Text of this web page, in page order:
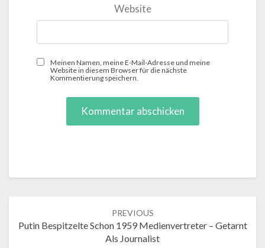
Website
Meinen Namen, meine E-Mail-Adresse und meine
Website in diesem Browser für die nächste
Kommentierung speichern.
PREVIOUS
Putin Bespitzelte Schon 1959 Medienvertreter – Getarnt
Als Journalist